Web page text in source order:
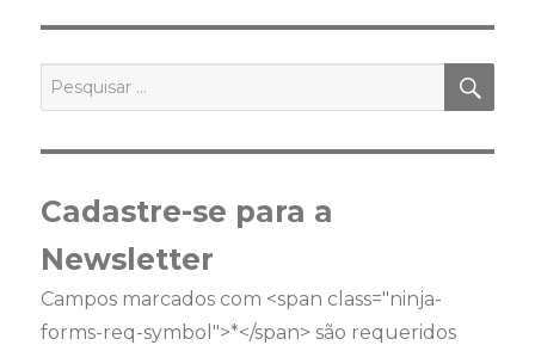
por:
Cadastre-se para a
Newsletter
Campos marcados com <span class="ninja-
forms-req-symbol">*</span> são requeridos